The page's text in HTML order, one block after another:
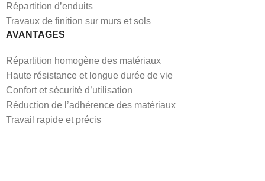
Répartition d’enduits
Travaux de finition sur murs et sols
AVANTAGES
Répartition homogène des matériaux
Haute résistance et longue durée de vie
Confort et sécurité d’utilisation
Réduction de l’adhérence des matériaux
Travail rapide et précis